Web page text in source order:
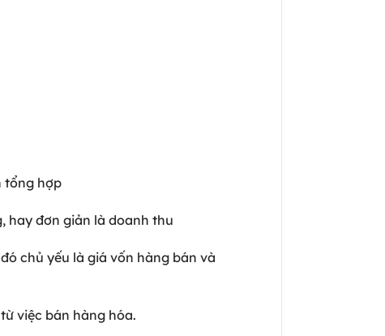
tổng hợp
hay đơn giản là doanh thu
chủ yếu là giá vốn hàng bán và
việc bán hàng hóa.